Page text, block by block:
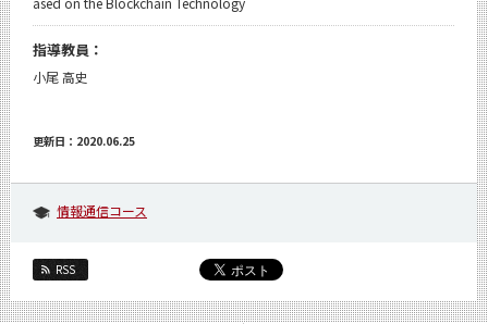
指導教員：
小尾 高史
更新日：2020.06.25
情報通信コース
RSS
CLOSE